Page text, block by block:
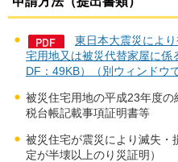
東日本大震災によ
宅用地又は被災代替家屋に係
DF：49KB）（別ウィンドウ
被災住宅用地の平成23年度
税台帳記載事項証明書等
被災住宅が震災により滅失・
定が半壊以上のり災証明）